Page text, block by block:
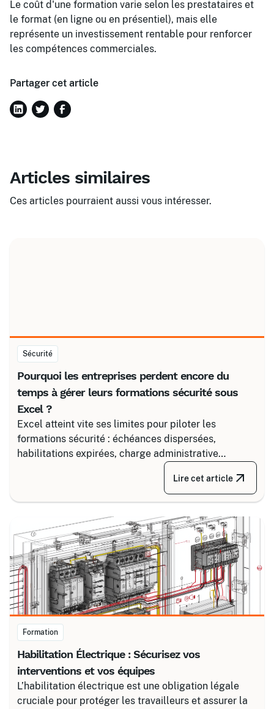
Le coût d'une formation varie selon les prestataires et
le format (en ligne ou en présentiel), mais elle
représente un investissement rentable pour renforcer
les compétences commerciales.
Partager cet article
Articles similaires
Ces articles pourraient aussi vous intéresser.
Sécurité
Pourquoi les entreprises perdent encore du
temps à gérer leurs formations sécurité sous
Excel ?
Excel atteint vite ses limites pour piloter les
formations sécurité : échéances dispersées,
habilitations expirées, charge administrative
croissante. Découvrez comment structurer un suivi
fiable en associant un partenaire spécialisé comme
Certalis et un logiciel de gestion de formation (TMS).
Lire cet article
Formation
Habilitation Électrique : Sécurisez vos
interventions et vos équipes
L’habilitation électrique est une obligation légale
cruciale pour protéger les travailleurs et assurer la